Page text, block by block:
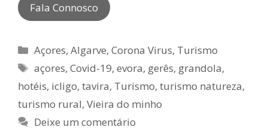
Fala Connosco
Categorias
Açores,Algarve,Corona Virus, Turismo
Etiquetas
açores,Covid-19,evora, gerês, grandola,
hotéis, icligo, tavira, Turismo, turismo natureza,
turismo rural, Vieira do minho
Deixe um comentário